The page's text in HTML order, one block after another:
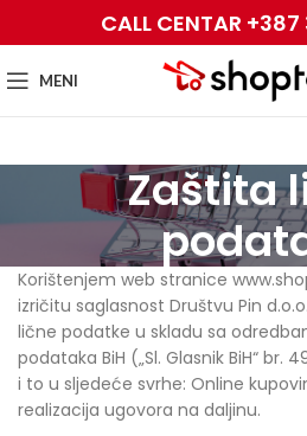
CALL CENTAR
MENI
Zaštita
Korištenjem web stranice
izričitu saglasnost Društvu Pin
lične podatke u skladu sa
podataka BiH („Sl. Glasnik BiH“ br.
i to u sljedeće svrhe: Online
realizacija ugovora na daljinu.